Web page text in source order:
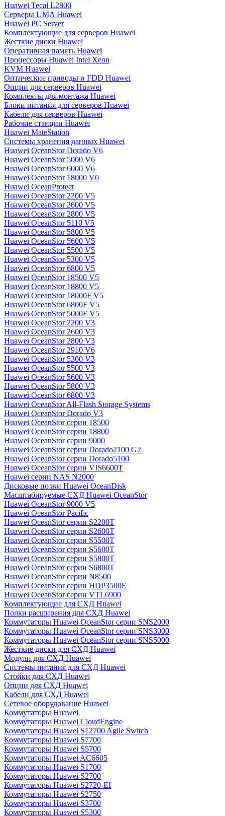
Huawei Tecal L2800
Серверы UMA Huawei
Huawei PC Server
Комплектующие для серверов Huawei
Жесткие диски Huawei
Оперативная память Huawei
Процессоры Huawei Intel Xeon
KVM Huawei
Оптические приводы и FDD Huawei
Опции для серверов Huawei
Комплекты для монтажа Huawei
Блоки питания для серверов Huawei
Кабели для серверов Huawei
Рабочие станции Huawei
Huawei MateStation
Системы хранения данных Huawei
Huawei OceanStor Dorado V6
Huawei OceanStor 5000 V6
Huawei OceanStor 6000 V6
Huawei OceanStor 18000 V6
Huawei OceanProtect
Huawei OceanStor 2200 V5
Huawei OceanStor 2600 V5
Huawei OceanStor 2800 V5
Huawei OceanStor 5110 V5
Huawei OceanStor 5800 V5
Huawei OceanStor 5600 V5
Huawei OceanStor 5500 V5
Huawei OceanStor 5300 V5
Huawei OceanStor 6800 V5
Huawei OceanStor 18500 V5
Huawei OceanStor 18800 V5
Huawei OceanStor 18000F V5
Huawei OceanStor 6800F V5
Huawei OceanStor 5000F V5
Huawei OceanStor 2200 V3
Huawei OceanStor 2600 V3
Huawei OceanStor 2800 V3
Huawei OceanStor 2910 V6
Huawei OceanStor 5300 V3
Huawei OceanStor 5500 V3
Huawei OceanStor 5600 V3
Huawei OceanStor 5800 V3
Huawei OceanStor 6800 V3
Huawei OceanStor All-Flash Storage Systems
Huawei OceanStor Dorado V3
Huawei OceanStor серии 18500
Huawei OceanStor серии 18800
Huawei OceanStor серии 9000
Huawei OceanStor серии Dorado2100 G2
Huawei OceanStor серии Dorado5100
Huawei OceanStor серии VIS6600T
Huawei серии NAS N2000
Дисковые полки Huawei OceanDisk
Масштабируемые СХД Huawei OceanStor
Huawei OceanStor 9000 V5
Huawei OceanStor Pacific
Huawei OceanStor серии S2200T
Huawei OceanStor серии S2600T
Huawei OceanStor серии S5500T
Huawei OceanStor серии S5600T
Huawei OceanStor серии S5800T
Huawei OceanStor серии S6800T
Huawei OceanStor серии N8500
Huawei OceanStor серии HDP3500E
Huawei OceanStor серии VTL6900
Комплектующие для СХД Huawei
Полки расширения для СХД Huawei
Коммутаторы Huawei OceanStor серии SNS2000
Коммутаторы Huawei OceanStor серии SNS3000
Коммутаторы Huawei OceanStor серии SNS5000
Жесткие диски для СХД Huawei
Модули для СХД Huawei
Системы питания для СХД Huawei
Стойки для СХД Huawei
Опции для СХД Huawei
Кабели для СХД Huawei
Сетевое оборудование Huawei
Коммутаторы Huawei
Коммутаторы Huawei CloudEngine
Коммутаторы Huawei S12700 Agile Switch
Коммутаторы Huawei S7700
Коммутаторы Huawei S5700
Коммутаторы Huawei AC6605
Коммутаторы Huawei S1700
Коммутаторы Huawei S2700
Коммутаторы Huawei S2720-EI
Коммутаторы Huawei S2750
Коммутаторы Huawei S3700
Коммутаторы Huawei S5300